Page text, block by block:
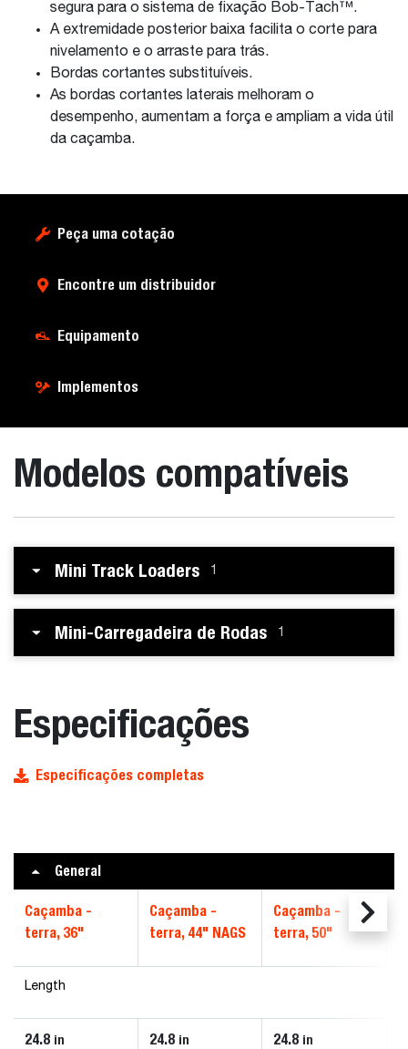
segura para o sistema de fixação Bob-Tach™.
A extremidade posterior baixa facilita o corte para
nivelamento e o arraste para trás.
Bordas cortantes substituíveis.
As bordas cortantes laterais melhoram o
desempenho, aumentam a força e ampliam a vida útil
da caçamba.
Peça uma cotação
Encontre um distribuidor
Equipamento
Implementos
Modelos compatíveis
Mini Track Loaders 1
Mini-Carregadeira de Rodas 1
Especificações
Especificações completas
General
Caçamba -
terra, 36"
Caçamba -
terra, 44" NAGS
Caçamba -
terra, 50"
Length
24.8 in 24.8 in 24.8 in